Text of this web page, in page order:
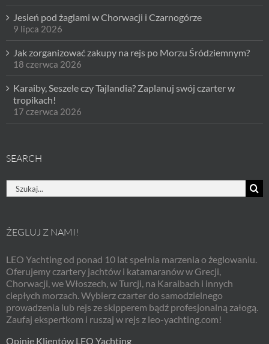
Jesień pod żaglami w Chorwacji i Czarnogórze
9 lipca 2026
Jak zorganizować zakupy na rejs po Morzu Śródziemnym?
18 czerwca 2026
Karaiby, Seszele czy Tajlandia? Zaplanuj swój czarter w
tropikach!
17 czerwca 2026
SEARCH
Szukaj
ŻEGLUJ Z NAMI!
LEO Yachting od ponad 10 lat spełnia marzenia o żeglowaniu.
Oferujemy czartery jachtów i katamaranów w Grecji,
Chorwacji, we Włoszech, w Turcji, na Karaibach i innych
ciepłych morzach. Wybierz czarter do samodzielnego
prowadzenia lub rejs ze skipperem bądź profesjonalną załogą.
Zaufaj ekspertkom i ruszaj w rejs z leo-yachting.com!
Opinie Klientów LEO Yachting